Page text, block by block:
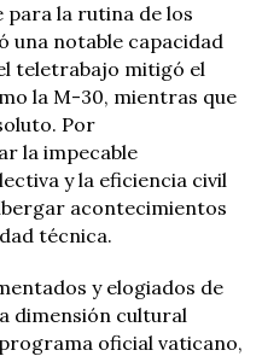
para la rutina de los
una notable capacidad
teletrabajo mitigó el
la M-30, mientras que
Por
la impecable
y la eficiencia civil
acontecimientos
técnica.
y elogiados de
dimensión cultural
oficial vaticano,